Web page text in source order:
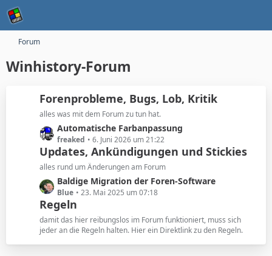
Forum
Winhistory-Forum
Forenprobleme, Bugs, Lob, Kritik
alles was mit dem Forum zu tun hat.
L
e
t
z
e
B
i
t
Automatische Farbanpassung
freaked 6. Juni 2026 um 21:22
Updates, Ankündigungen und Stickies
alles rund um Änderungen am Forum
L
e
t
z
t
e
Baldige Migration der Foren-Software
Blue 23. Mai 2025 um 07:18
Regeln
damit das hier reibungslos im Forum funktioniert, muss sich
jeder an die Regeln halten. Hier ein Direktlink zu den Regeln.